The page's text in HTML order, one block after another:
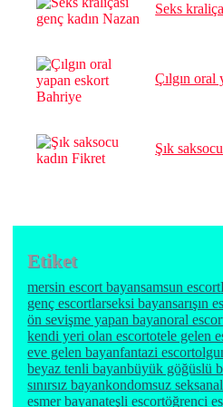
Seks
Çılgın
Şık
Etiket
mersin escort bayansamsun escort
genç escortlarseksi bayansarışın
ön sevişme yapan bayanoral
kendi yeri olan escortotele gelen
eve gelen bayanfantazi escort
beyaz tenli bayanbüyük göğüslü
sınırsız bayankondomsuz seks
esmer bayanateşli escortöğrenci